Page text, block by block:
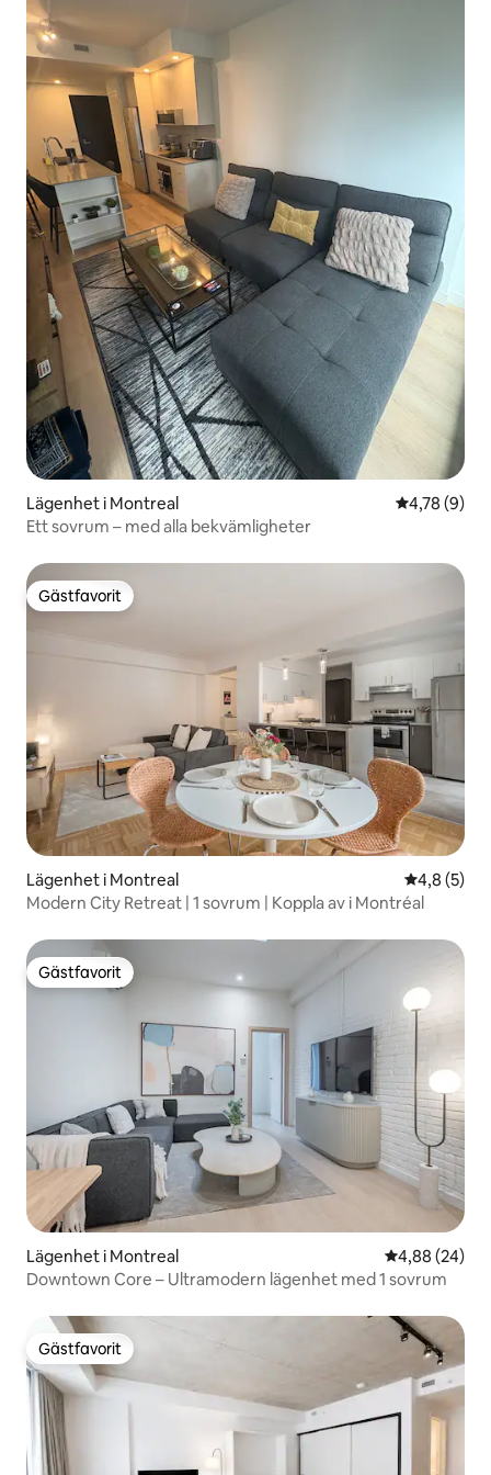
Lägenhet i Montreal 4,78 av 5 i
4,78 (9)
Ett sovrum – med alla bekvämligheter
Gästfavorit
Gästfavorit
Lägenhet i Montreal 4,8 av 5 i
4,8 (5)
Modern City Retreat | 1 sovrum | Koppla av i Montréal
Gästfavorit
Gästfavorit
Lägenhet i Montreal 4,88 av 5 i
4,88 (24)
Downtown Core – Ultramodern lägenhet med 1 sovrum
Gästfavorit
Gästfavorit